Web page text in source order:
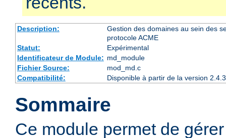
Description:
Gestion des domaines au sein des
protocole ACME
Statut:
Expérimental
Identificateur de Module: md_module
Fichier Source:
mod_md.c
Compatibilité:
Disponible à partir de la version
Sommaire
Ce module permet de